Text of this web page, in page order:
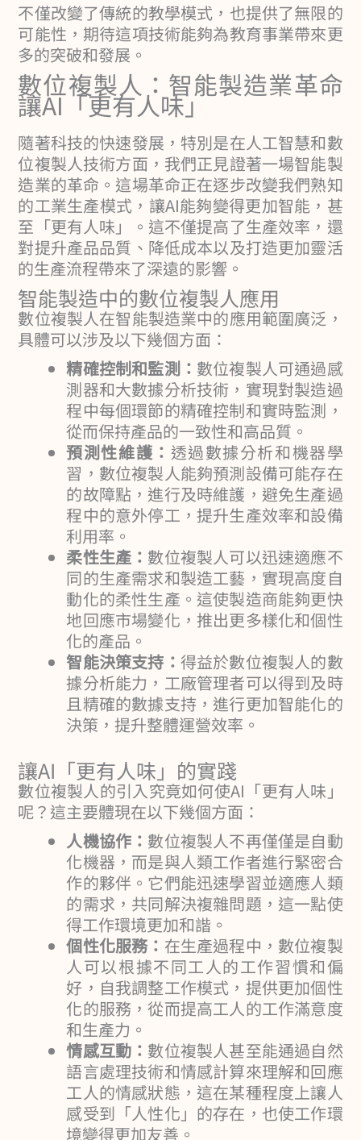
不僅改變了傳統的教學模式，也提供了無限的
可能性，期待這項技術能夠為教育事業帶來更
多的突破和發展。
數位複製人：智能製造業革命
讓AI「更有人味」
隨著科技的快速發展，特別是在人工智慧和數
位複製人技術方面，我們正見證著一場智能製
造業的革命。這場革命正在逐步改變我們熟知
的工業生產模式，讓AI能夠變得更加智能，甚
至「更有人味」。這不僅提高了生產效率，還
對提升產品品質、降低成本以及打造更加靈活
的生產流程帶來了深遠的影響。
智能製造中的數位複製人應用
數位複製人在智能製造業中的應用範圍廣泛，
具體可以涉及以下幾個方面：
精確控制和監測： 數位複製人可通過感
測器和大數據分析技術，實現對製造過
程中每個環節的精確控制和實時監測，
從而保持產品的一致性和高品質。
預測性維護： 透過數據分析和機器學
習，數位複製人能夠預測設備可能存在
的故障點，進行及時維護，避免生產過
程中的意外停工，提升生產效率和設備
利用率。
柔性生產： 數位複製人可以迅速適應不
同的生產需求和製造工藝，實現高度自
動化的柔性生產。這使製造商能夠更快
地回應市場變化，推出更多樣化和個性
化的產品。
智能決策支持： 得益於數位複製人的數
據分析能力，工廠管理者可以得到及時
且精確的數據支持，進行更加智能化的
決策，提升整體運營效率。
讓AI「更有人味」的實踐
數位複製人的引入究竟如何使AI「更有人味」
呢？這主要體現在以下幾個方面：
人機協作： 數位複製人不再僅僅是自動
化機器，而是與人類工作者進行緊密合
作的夥伴。它們能迅速學習並適應人類
的需求，共同解決複雜問題，這一點使
得工作環境更加和諧。
個性化服務： 在生產過程中，數位複製
人可以根據不同工人的工作習慣和偏
好，自我調整工作模式，提供更加個性
化的服務，從而提高工人的工作滿意度
和生產力。
情感互動： 數位複製人甚至能通過自然
語言處理技術和情感計算來理解和回應
工人的情感狀態，這在某種程度上讓人
感受到「人性化」的存在，也使工作環
境變得更加友善。